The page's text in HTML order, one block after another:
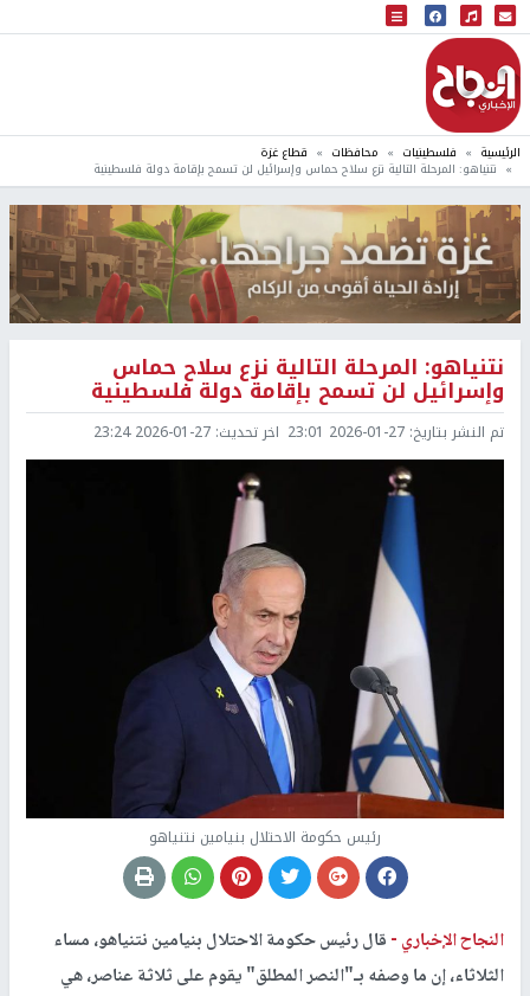
البث المباشر
إذاعة النجاح
الرئيسية فلسطينيات محافظات قطاع غزة
نتنياهو: المرحلة التالية نزع سلاح حماس وإسرائيل لن تسمح بإقامة دولة فلسطينية
نتنياهو: المرحلة التالية نزع سلاح حماس
وإسرائيل لن تسمح بإقامة دولة فلسطينية
تم النشر بتاريخ: 2026-01-27 23:01 اخر تحديث: 2026-01-27 23:24
رئيس حكومة الاحتلال بنيامين نتنياهو
النجاح الإخباري -قال رئيس حكومة الاحتلال بنيامين نتنياهو، مساء
الثلاثاء، إن ما وصفه بـ"النصر المطلق" يقوم على ثلاثة عناصر، هي